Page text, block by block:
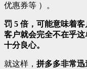
优惠券等 ）。
罚 5 倍，可能意味着
客户就会完全不在乎
十分良心。
就这样， 拼多多非常